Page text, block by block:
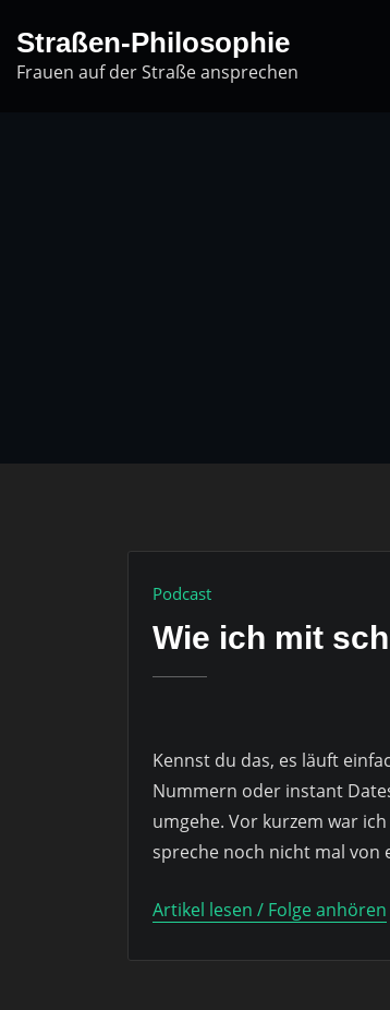
content
Straßen-Philosophie
Frauen auf der Straße ansprechen
Podcast
Wie ich mit
Kennst du das, es läuft
Nummern oder instant
umgehe. Vor kurzem war
spreche noch nicht mal von
Artikel lesen / Folge anhören